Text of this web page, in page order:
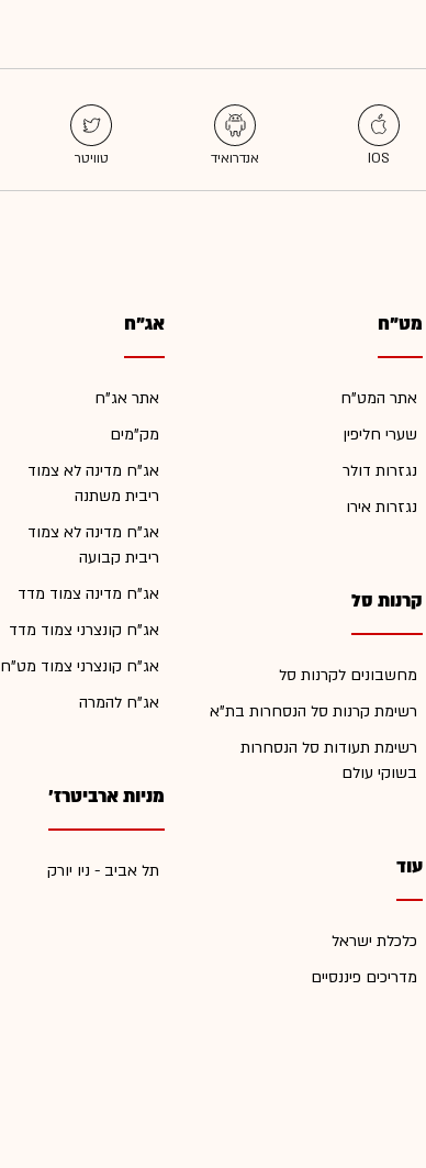
מט"ח
אתר המט"ח
שערי חליפין
נגזרות דולר
נגזרות אירו
קרנות סל
מחשבונים לקרנות סל
רשימת קרנות סל הנסחרות בת"א
רשימת תעודות סל הנסחרות
בשוקי עולם
עוד
כלכלת ישראל
מדריכים פיננסיים
אג"ח
אתר אג"ח
מק"מים
אג"ח מדינה לא צמוד
ריבית משתנה
אג"ח מדינה לא צמוד
ריבית קבועה
אג"ח מדינה צמוד מדד
אג"ח קונצרני צמוד מדד
אג"ח קונצרני צמוד מט"ח
אג"ח להמרה
מניות ארביטרז'
תל אביב - ניו יורק